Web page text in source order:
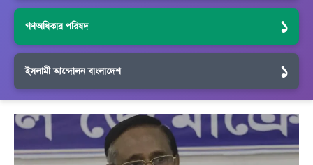
গণঅধিকার পরিষদ ১
ইসলামী আন্দোলন বাংলাদেশ ১